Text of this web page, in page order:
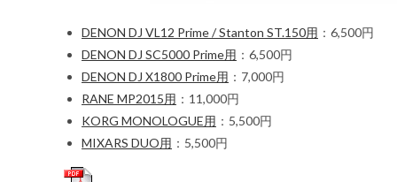
DENON DJ VL12 Prime / Stanton ST.150用 ：6,500円
DENON DJ SC5000 Prime用 ：6,500円
DENON DJ X1800 Prime用 ：7,000円
RANE MP2015用 ：11,000円
KORG MONOLOGUE用 ：5,500円
MIXARS DUO用 ：5,500円